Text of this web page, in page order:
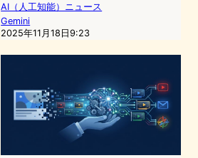
AI（人工知能）ニュース
Gemini
2025年11月18日9:23